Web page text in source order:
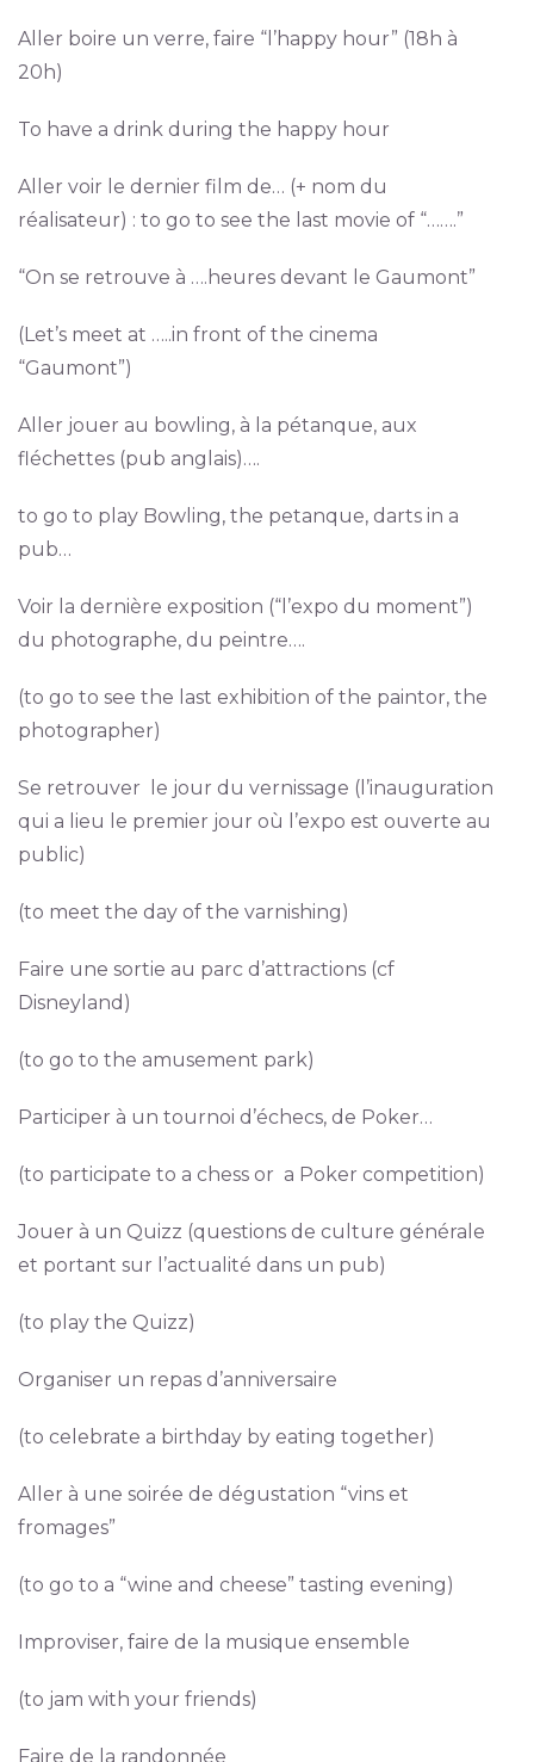
Aller boire un verre, faire “l’happy hour” (18h à
20h)
To have a drink during the happy hour
Aller voir le dernier film de… (+ nom du
réalisateur) : to go to see the last movie of “…….”
“On se retrouve à ….heures devant le Gaumont”
(Let’s meet at …..in front of the cinema
“Gaumont”)
Aller jouer au bowling, à la pétanque, aux
fléchettes (pub anglais)….
to go to play Bowling, the petanque, darts in a
pub…
Voir la dernière exposition (“l’expo du moment”)
du photographe, du peintre….
(to go to see the last exhibition of the paintor, the
photographer)
Se retrouver le jour du vernissage (l’inauguration
qui a lieu le premier jour où l’expo est ouverte au
public)
(to meet the day of the varnishing)
Faire une sortie au parc d’attractions (cf
Disneyland)
(to go to the amusement park)
Participer à un tournoi d’échecs, de Poker…
(to participate to a chess or a Poker competition)
Jouer à un Quizz (questions de culture générale
et portant sur l’actualité dans un pub)
(to play the Quizz)
Organiser un repas d’anniversaire
(to celebrate a birthday by eating together)
Aller à une soirée de dégustation “vins et
fromages”
(to go to a “wine and cheese” tasting evening)
Improviser, faire de la musique ensemble
(to jam with your friends)
Faire de la randonnée